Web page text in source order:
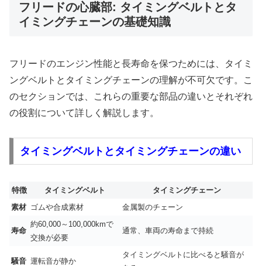
フリードの心臓部: タイミングベルトとタ
イミングチェーンの基礎知識
フリードのエンジン性能と長寿命を保つためには、タイミ
ングベルトとタイミングチェーンの理解が不可欠です。こ
のセクションでは、これらの重要な部品の違いとそれぞれ
の役割について詳しく解説します。
タイミングベルトとタイミングチェーンの違い
特徴 タイミングベルト
タイミングチェーン
素材 ゴムや合成素材 金属製のチェーン
寿命
約60,000～100,000kmで
交換が必要
通常、車両の寿命まで持続
騒音 運転音が静か
タイミングベルトに比べると騒音が